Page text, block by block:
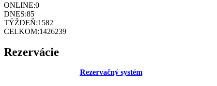
ONLINE:0
DNES:85
TÝŽDEŇ:1582
CELKOM:1426239
Rezervácie
Rezervačný systém